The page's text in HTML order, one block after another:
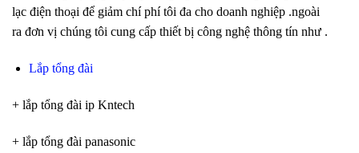
lạc điện thoại để giảm chí phí tôi đa cho doanh nghiệp .ngoài
ra đơn vị chúng tôi cung cấp thiết bị công nghệ thông tín như .
Lắp tổng đài
+ lắp tổng đài ip Kntech
+ lắp tổng đài panasonic